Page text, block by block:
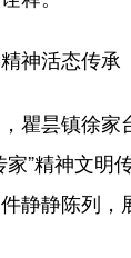
神活态传承
昙镇徐家
家”精神文明
静静陈列，